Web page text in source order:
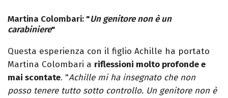
Martina Colombari: "Un genitore non è un
carabiniere"
Questa esperienza con il figlio Achille ha portato
Martina Colombari a riflessioni molto profonde e
mai scontate. "Achille mi ha insegnato che non
posso tenere tutto sotto controllo. Un genitore non è